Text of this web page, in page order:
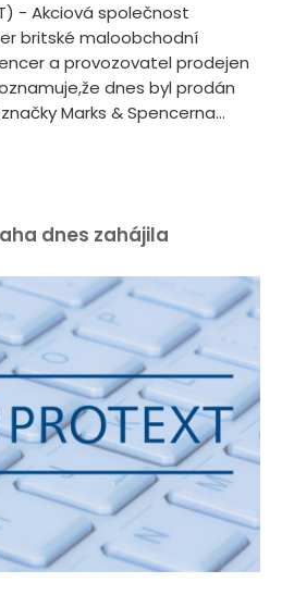
- Akciová společnost
britské maloobchodní
a provozovatel prodejen
dnes byl prodán
Marks & Spencerna...
dnes zahájila